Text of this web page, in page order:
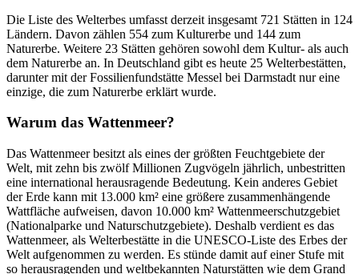
Die Liste des Welterbes umfasst derzeit insgesamt 721 Stätten in 124
Ländern. Davon zählen 554 zum Kulturerbe und 144 zum
Naturerbe. Weitere 23 Stätten gehören sowohl dem Kultur- als auch
dem Naturerbe an. In Deutschland gibt es heute 25 Welterbestätten,
darunter mit der Fossilienfundstätte Messel bei Darmstadt nur eine
einzige, die zum Naturerbe erklärt wurde.
Warum das Wattenmeer?
Das Wattenmeer besitzt als eines der größten Feuchtgebiete der
Welt, mit zehn bis zwölf Millionen Zugvögeln jährlich, unbestritten
eine international herausragende Bedeutung. Kein anderes Gebiet
der Erde kann mit 13.000 km² eine größere zusammenhängende
Wattfläche aufweisen, davon 10.000 km² Wattenmeerschutzgebiet
(Nationalparke und Naturschutzgebiete). Deshalb verdient es das
Wattenmeer, als Welterbestätte in die UNESCO-Liste des Erbes der
Welt aufgenommen zu werden. Es stünde damit auf einer Stufe mit
so herausragenden und weltbekannten Naturstätten wie dem Grand